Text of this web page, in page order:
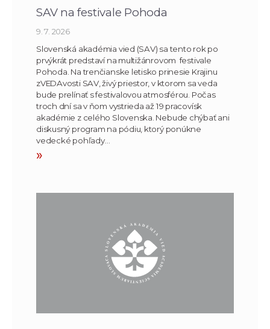
SAV na festivale Pohoda
9. 7. 2026
Slovenská akadémia vied (SAV) sa tento rok po
prvýkrát predstaví na multižánrovom festivale
Pohoda. Na trenčianske letisko prinesie Krajinu
zVEDAvosti SAV, živý priestor, v ktorom sa veda
bude prelínať s festivalovou atmosférou. Počas
troch dní sa v ňom vystrieda až 19 pracovísk
akadémie z celého Slovenska. Nebude chýbať ani
diskusný program na pódiu, ktorý ponúkne
vedecké pohľady…
»